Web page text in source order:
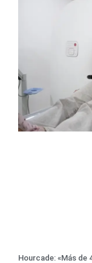
Hourcade: «Más de